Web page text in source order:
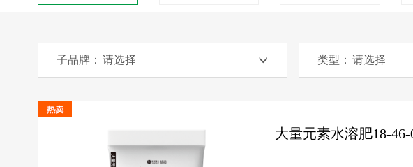
子品牌： 类型：
大量元素水溶肥18-46-